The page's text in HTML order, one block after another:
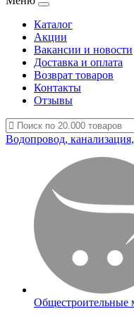
Каталог
Акции
Вакансии и новости
Доставка и оплата
Возврат товаров
Контакты
Отзывы
Водопровод,
Общестроительные